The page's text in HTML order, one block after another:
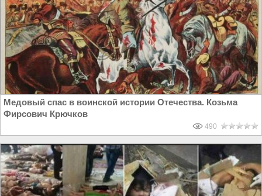
Медовый спас в воинской истории Отечества. Козьма
Фирсович Крючков
490